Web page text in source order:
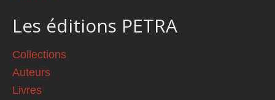
Les éditions PETRA
Collections
Auteurs
Livres